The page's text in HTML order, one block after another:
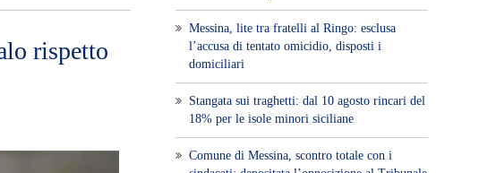
rispetto
Messina, lite tra fratelli al Ringo: esclusa
l’accusa di tentato omicidio, disposti i
domiciliari
Stangata sui traghetti: dal 10 agosto rincari del
18% per le isole minori siciliane
Comune di Messina, scontro totale con i